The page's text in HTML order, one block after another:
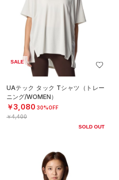
SALE
UAテック タック Tシャツ（トレー
ニング/WOMEN）
￥3,080 30%OFF
￥4,400
SOLD OUT